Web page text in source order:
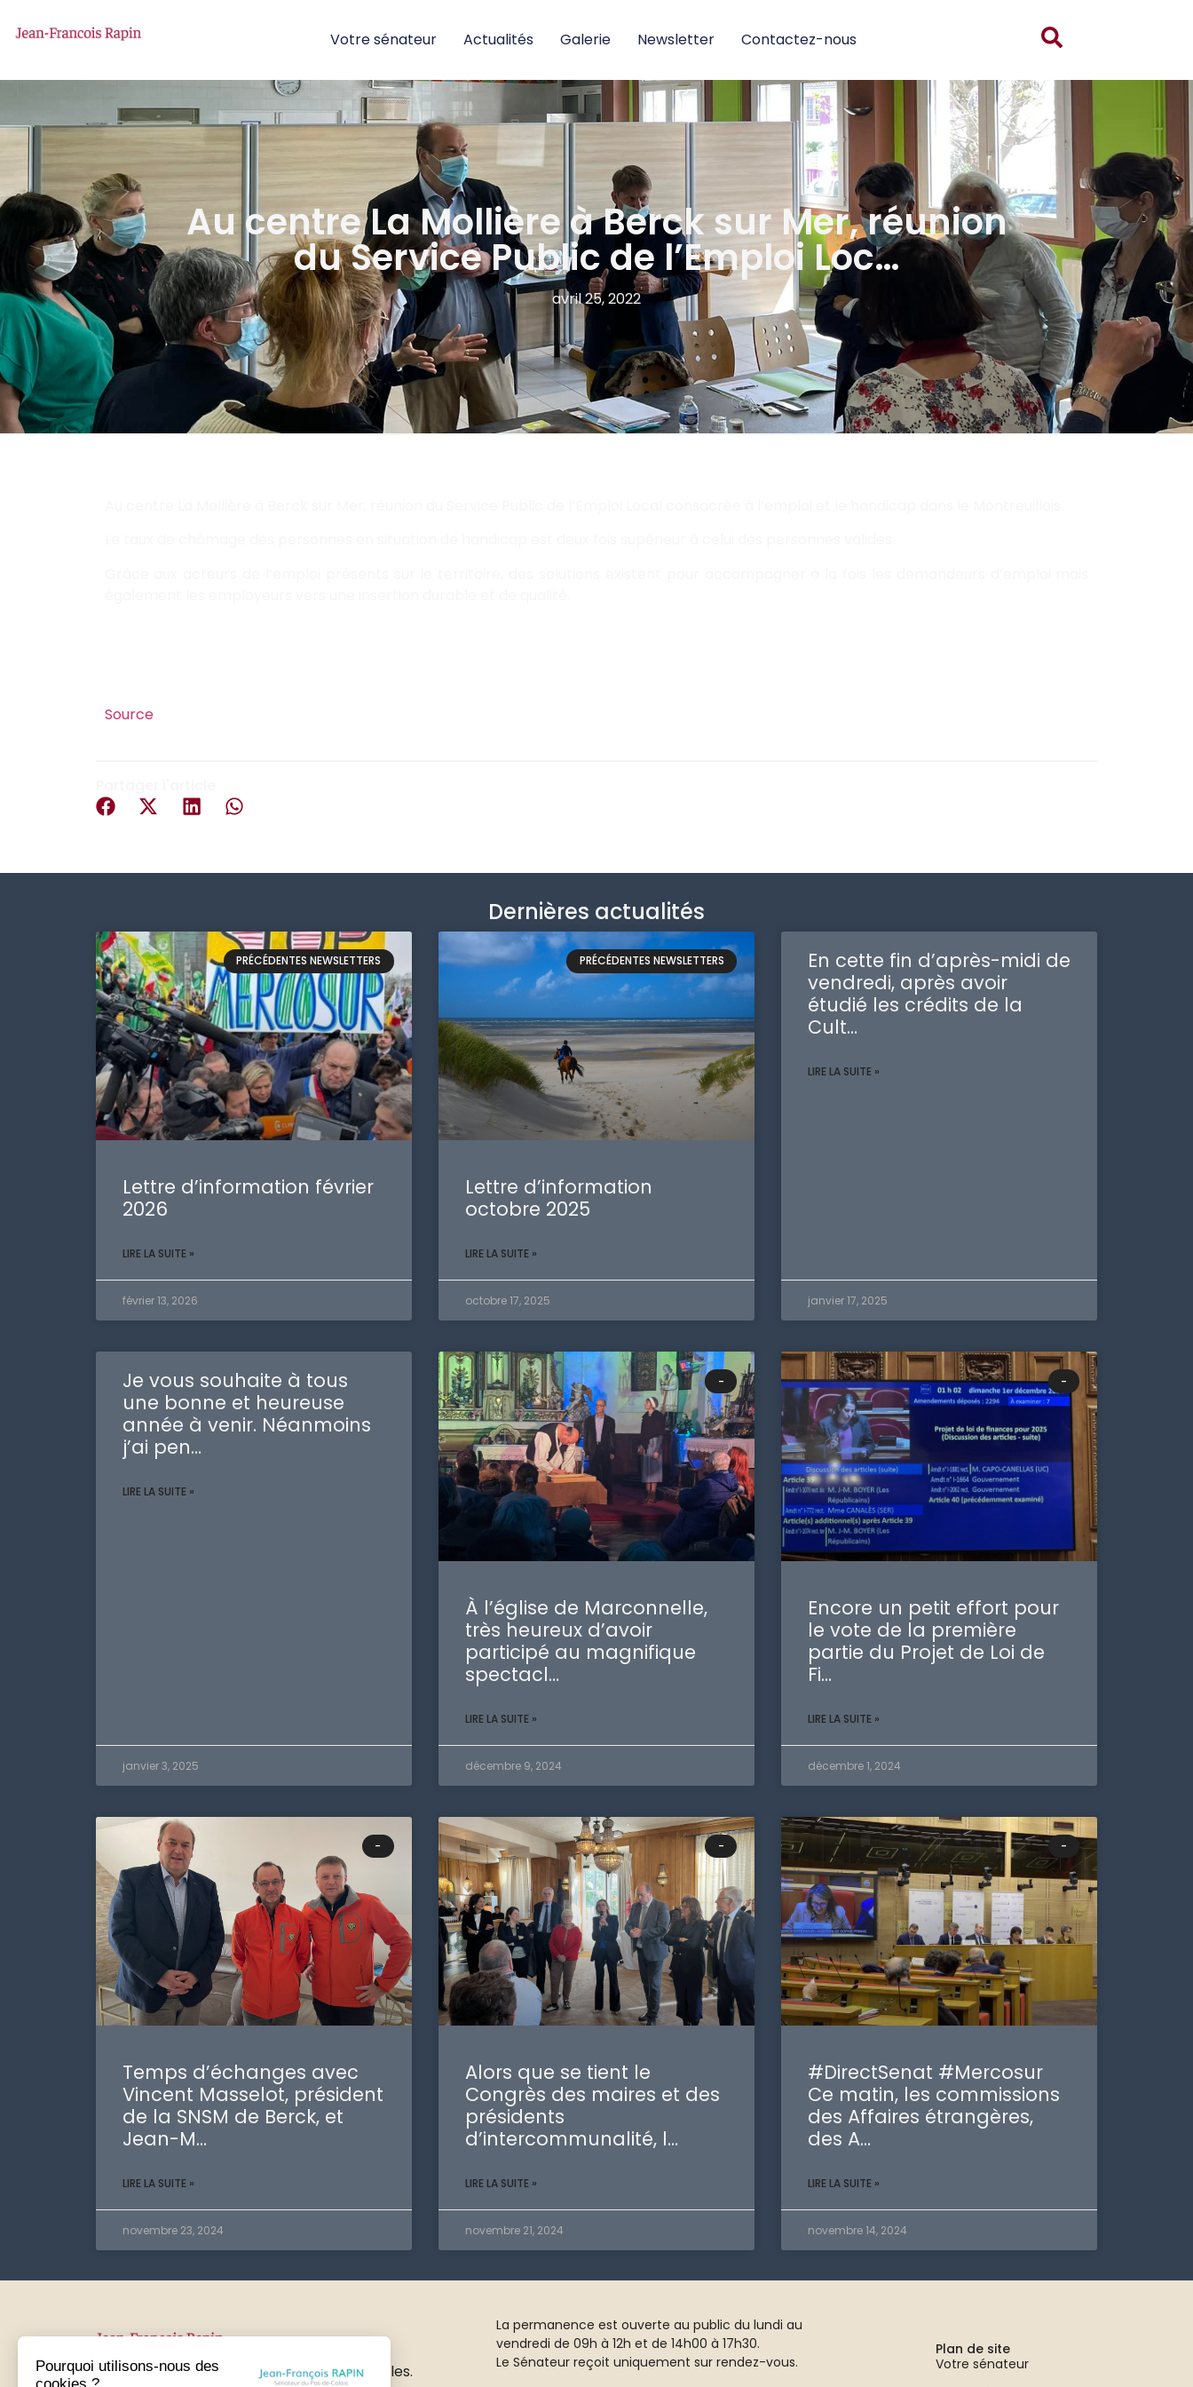
Pourquoi utilisons-nous des
cookies ?
Votre sénateur Actualités Galerie Newsletter Contactez-nous
Au centre La Mollière à Berck sur Mer, réunion
du Service Public de l’Emploi Loc…
avril 25, 2022
Source
Dernières actualités
PRÉCÉDENTES NEWSLETTERS
Lettre d’information février
2026
LIRE LA SUITE »
février 13, 2026
PRÉCÉDENTES NEWSLETTERS
Lettre d’information
octobre 2025
LIRE LA SUITE »
octobre 17, 2025
En cette fin d’après-midi de
vendredi, après avoir
étudié les crédits de la
Cult…
LIRE LA SUITE »
janvier 17, 2025
Je vous souhaite à tous
une bonne et heureuse
année à venir. Néanmoins
j’ai pen…
LIRE LA SUITE »
janvier 3, 2025
-
À l’église de Marconnelle,
très heureux d’avoir
participé au magnifique
spectacl…
LIRE LA SUITE »
décembre 9, 2024
-
Encore un petit effort pour
le vote de la première
partie du Projet de Loi de
Fi…
LIRE LA SUITE »
décembre 1, 2024
-
Temps d’échanges avec
Vincent Masselot, président
de la SNSM de Berck, et
Jean-M…
LIRE LA SUITE »
novembre 23, 2024
-
Alors que se tient le
Congrès des maires et des
présidents
d’intercommunalité, l…
LIRE LA SUITE »
novembre 21, 2024
-
#DirectSenat #Mercosur
Ce matin, les commissions
des Affaires étrangères,
des A…
LIRE LA SUITE »
novembre 14, 2024
Recevez directement les dernières nouvelles.
La permanence est ouverte au public du lundi au
vendredi de 09h à 12h et de 14h00 à 17h30.
Le Sénateur reçoit uniquement sur rendez-vous.
Plan de site
Votre sénateur